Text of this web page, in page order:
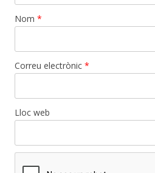
Nom *
Correu electrònic *
Lloc web